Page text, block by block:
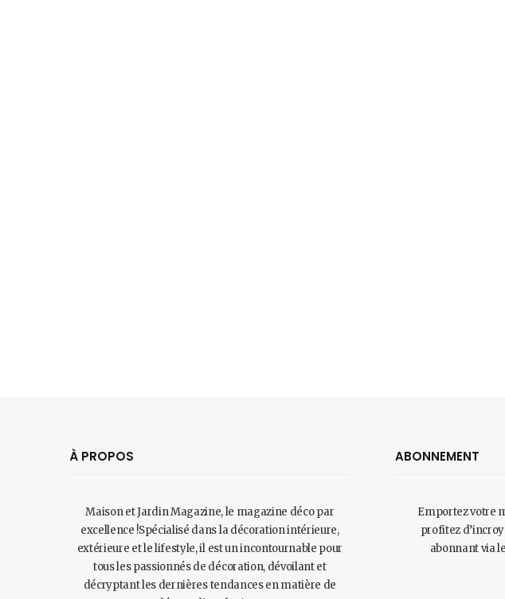
À PROPOS
Maison et Jardin Magazine, le magazine déco par
excellence !Spécialisé dans la décoration intérieure,
extérieure et le lifestyle, il est un incontournable pour
tous les passionnés de décoration, dévoilant et
décryptant les dernières tendances en matière de
ABONNEMENT
Emportez votre
profitez
abonnant via